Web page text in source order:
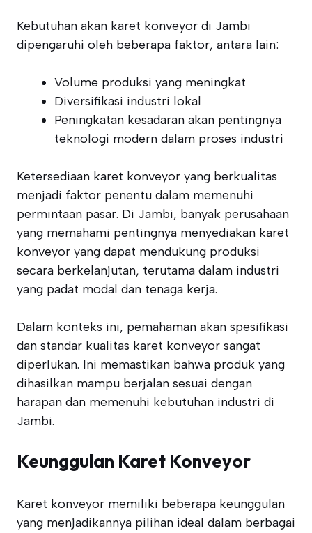
Kebutuhan akan karet konveyor di Jambi
dipengaruhi oleh beberapa faktor, antara lain:
Volume produksi yang meningkat
Diversifikasi industri lokal
Peningkatan kesadaran akan pentingnya
teknologi modern dalam proses industri
Ketersediaan karet konveyor yang berkualitas
menjadi faktor penentu dalam memenuhi
permintaan pasar. Di Jambi, banyak perusahaan
yang memahami pentingnya menyediakan karet
konveyor yang dapat mendukung produksi
secara berkelanjutan, terutama dalam industri
yang padat modal dan tenaga kerja.
Dalam konteks ini, pemahaman akan spesifikasi
dan standar kualitas karet konveyor sangat
diperlukan. Ini memastikan bahwa produk yang
dihasilkan mampu berjalan sesuai dengan
harapan dan memenuhi kebutuhan industri di
Jambi.
Keunggulan Karet Konveyor
Karet konveyor memiliki beberapa keunggulan
yang menjadikannya pilihan ideal dalam berbagai